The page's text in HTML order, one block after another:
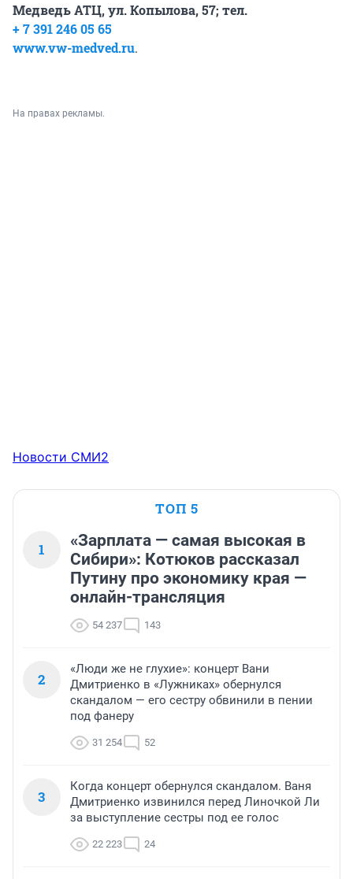
Медведь АТЦ, ул. Копылова, 57; тел.
+ 7 391 246 05 65
www.vw-medved.ru.
На правах рекламы.
Новости СМИ2
ТОП 5
1
«Зарплата — самая высокая в
Сибири»: Котюков рассказал
Путину про экономику края —
онлайн-трансляция
54 237 143
2
«Люди же не глухие»: концерт Вани
Дмитриенко в «Лужниках» обернулся
скандалом — его сестру обвинили в пении
под фанеру
31 254 52
3
Когда концерт обернулся скандалом. Ваня
Дмитриенко извинился перед Линочкой Ли
за выступление сестры под ее голос
22 223 24